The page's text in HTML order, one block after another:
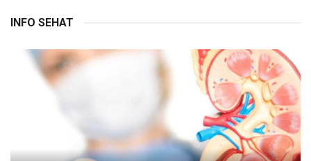
INFO SEHAT